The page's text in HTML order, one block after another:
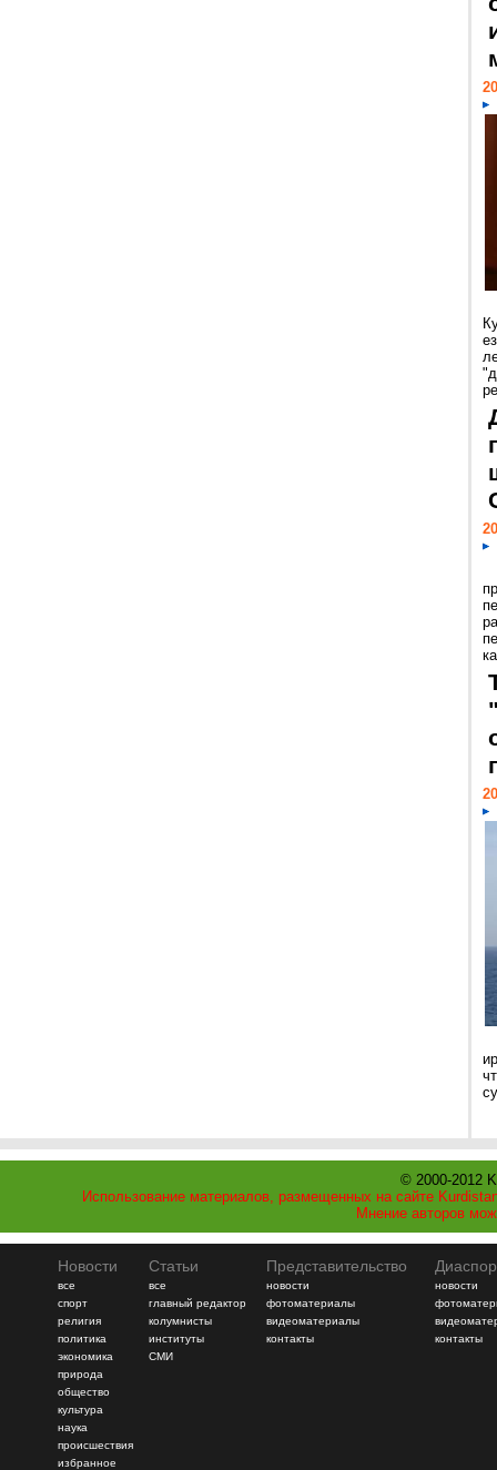
© 2000-2012
Использование материалов, размещенных на сайте
Мнение авторов
Новости
все
спорт
религия
политика
экономика
природа
общество
культура
наука
происшествия
избранное
Статьи
все
главный редактор
колумнисты
институты
СМИ
Представительство
новости
фотоматериалы
видеоматериалы
контакты
новости
контакты